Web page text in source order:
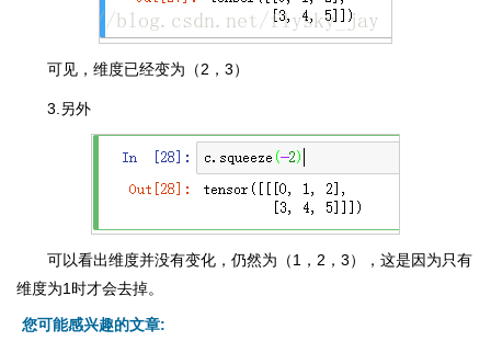
可见，维度已经变为（2，3）
3.另外
可以看出维度并没有变化，仍然为（1，2，3），这是因为只有
维度为1时才会去掉。
您可能感兴趣的文章: